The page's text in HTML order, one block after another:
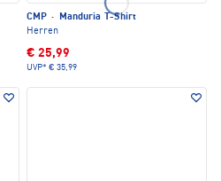
CMP ·
Manduria T-Shirt
Herren
€ 25,99
UVP* € 35,99